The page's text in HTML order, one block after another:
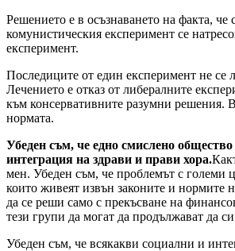
Решението е в осъзнаването на факта, че
комунистическия експеримент се
експеримент.
Последиците от един експеримент не се
Лечението е отказ от либералните
към консервативните разумни решения.
нормата.
Убеден съм, че едно смислено
интеграция на здрави и прави хора.
мен. Убеден съм, че проблемът с големи
които живеят извън законите и нормите
да се реши само с прекъсване на
тези групи да могат да продължават да
Убеден съм, че всякакви социални и